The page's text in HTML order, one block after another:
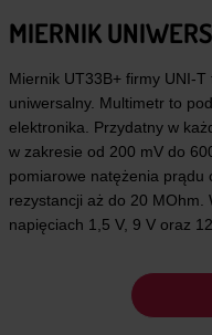
MIERNIK
Miernik UT33B+ firmy UNI-
uniwersalny. Multimetr to
elektronika. Przydatny w
w zakresie od 200 mV do
pomiarowe natężenia prądu
rezystancji aż do 20 MOhm.
napięciach 1,5 V, 9 V oraz 12